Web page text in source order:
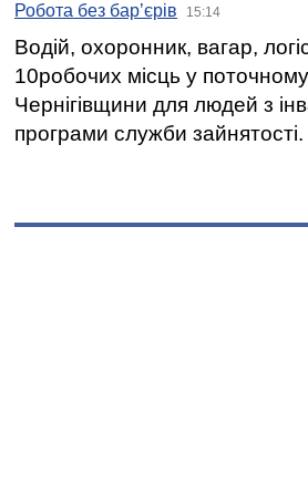
Робота без бар’єрів 15:14
Водій, охоронник, вагар,
10робочих місць у
Чернігівщини для людей з
програми служби зайнятості.